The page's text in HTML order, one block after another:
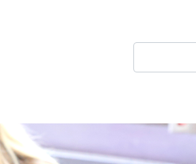
Suche